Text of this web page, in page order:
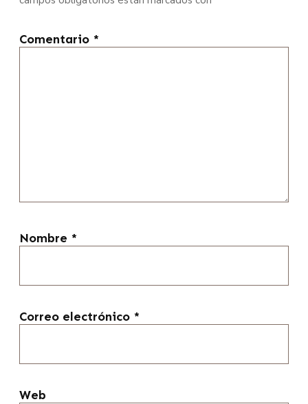
Comentario *
Nombre *
Correo electrónico *
Web